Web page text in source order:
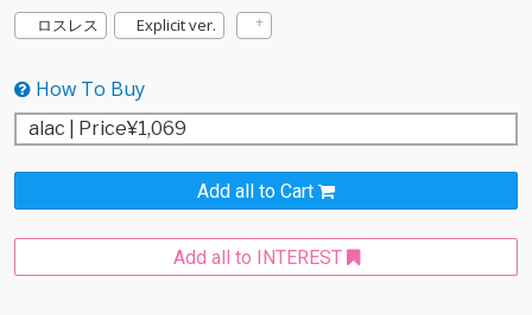
ロスレス
Explicit ver.
How To Buy
Add all to Cart
Add all to INTEREST